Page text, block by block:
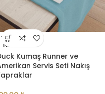
TÜKE
NDI
Kumaş Runner ve
Servis Seti Nakış